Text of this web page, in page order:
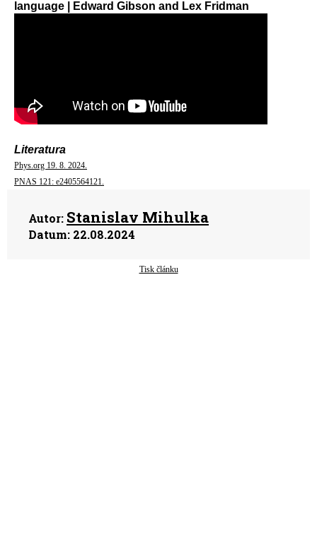
language | Edward Gibson and Lex Fridman
Literatura
Phys.org 19. 8. 2024.
PNAS 121: e2405564121.
Autor: Stanislav Mihulka
Datum: 22.08.2024
Tisk článku